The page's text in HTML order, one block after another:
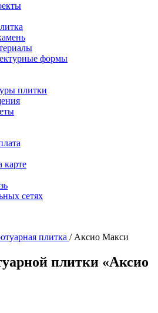
формы
плитки
карте
сетях
плитка / Аксио Макси
плитки «Аксио